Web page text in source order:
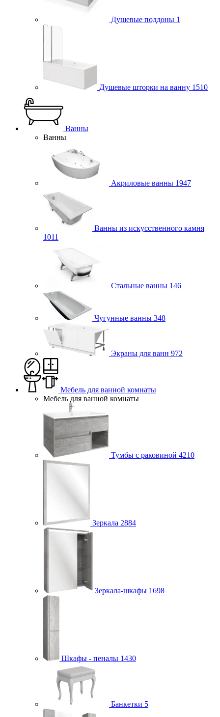
Душевые поддоны 1
Душевые шторки на ванну 1510
Ванны
Ванны
Акриловые ванны 1947
Ванны из искусственного камня
1011
Стальные ванны 146
Чугунные ванны 348
Экраны для ванн 972
Мебель для ванной комнаты
Мебель для ванной комнаты
Тумбы с раковиной 4210
Зеркала 2884
Зеркала-шкафы 1698
Шкафы - пеналы 1430
Банкетки 5